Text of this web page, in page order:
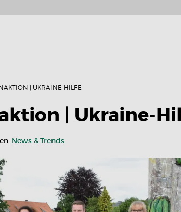
| UKRAINE-HILFE
| Ukraine-
News & Trends